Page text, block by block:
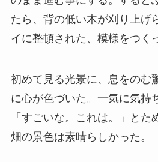
たら、背の低い木が刈り上げ
イに整頓された、模様をつく
初めて見る光景に、息をのむ
に心が色づいた。一気に気持
「すごいな。これは。」とた
畑の景色は素晴らしかった。